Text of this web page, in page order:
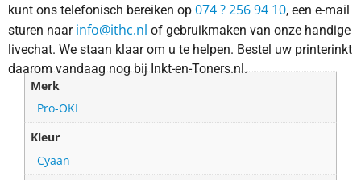
kunt ons telefonisch bereiken op 074 ? 256 94 10, een e-mail
sturen naar info@ithc.nl of gebruikmaken van onze handige
livechat. We staan klaar om u te helpen. Bestel uw printerinkt
daarom vandaag nog bij Inkt-en-Toners.nl.
Merk
Pro-OKI
Kleur
Cyaan